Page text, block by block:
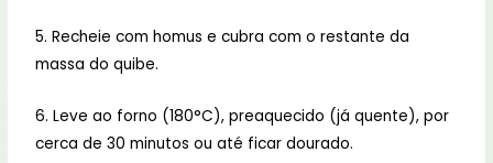
5. Recheie com homus e cubra com o restante da
massa do quibe.
6. Leve ao forno (180°C), preaquecido (já quente), por
cerca de 30 minutos ou até ficar dourado.